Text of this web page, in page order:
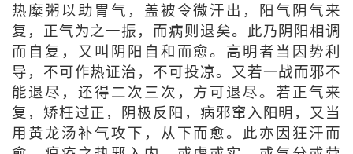
热糜粥以助胃气，盖被令微汗出，阳气阴气来
复，正气为之一振，而病则退矣。此乃阴阳相调
而自复，又叫阴阳自和而愈。高明者当因势利
导，不可作热证治，不可投凉。又若一战而邪不
能退尽，还得二次三次，方可退尽。若正气来
复，矫枉过正，阴极反阳，病邪窜入阳明，又当
用黄龙汤补气攻下，从下而愈。此亦因狂汗而